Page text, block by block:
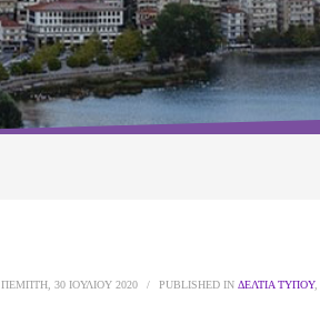
ΠΈΜΠΤΗ, 30 ΙΟΥΛΊΟΥ 2020 / PUBLISHED IN ΔΕΛΤΊΑ ΤΎΠΟΥ,